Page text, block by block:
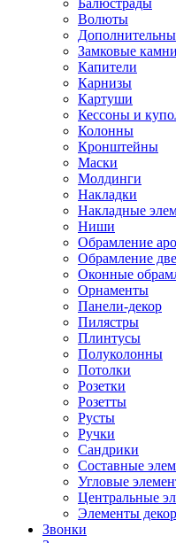
Балюстрады
Волюты
Замковые камни
Капители
Карнизы
Картуши
Кессоны и
Колонны
Кронштейны
Маски
Молдинги
Накладки
Накладные
Ниши
Обрамление
Обрамление
Оконные
Орнаменты
Панели-декор
Пилястры
Плинтусы
Полуколонны
Потолки
Розетки
Розетты
Русты
Ручки
Сандрики
Составные
Угловые
Центральные
Элементы
Звонки